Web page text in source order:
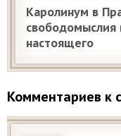
Каролинум в
настоящего
Комментариев к